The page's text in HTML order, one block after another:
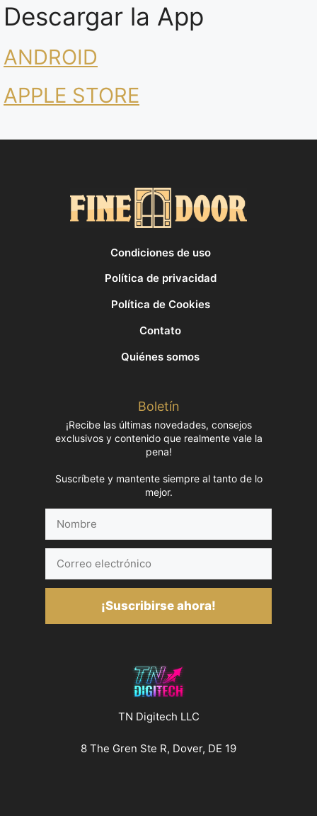
Descargar la App
ANDROID
APPLE STORE
Condiciones de uso
Política de privacidad
Política de Cookies
Contato
Quiénes somos
Boletín
¡Recibe las últimas novedades, consejos
exclusivos y contenido que realmente vale la
pena!
Suscríbete y mantente siempre al tanto de lo
mejor.
electrónico
¡Suscribirse ahora!
TN Digitech LLC
8 The Gren Ste R, Dover, DE 19